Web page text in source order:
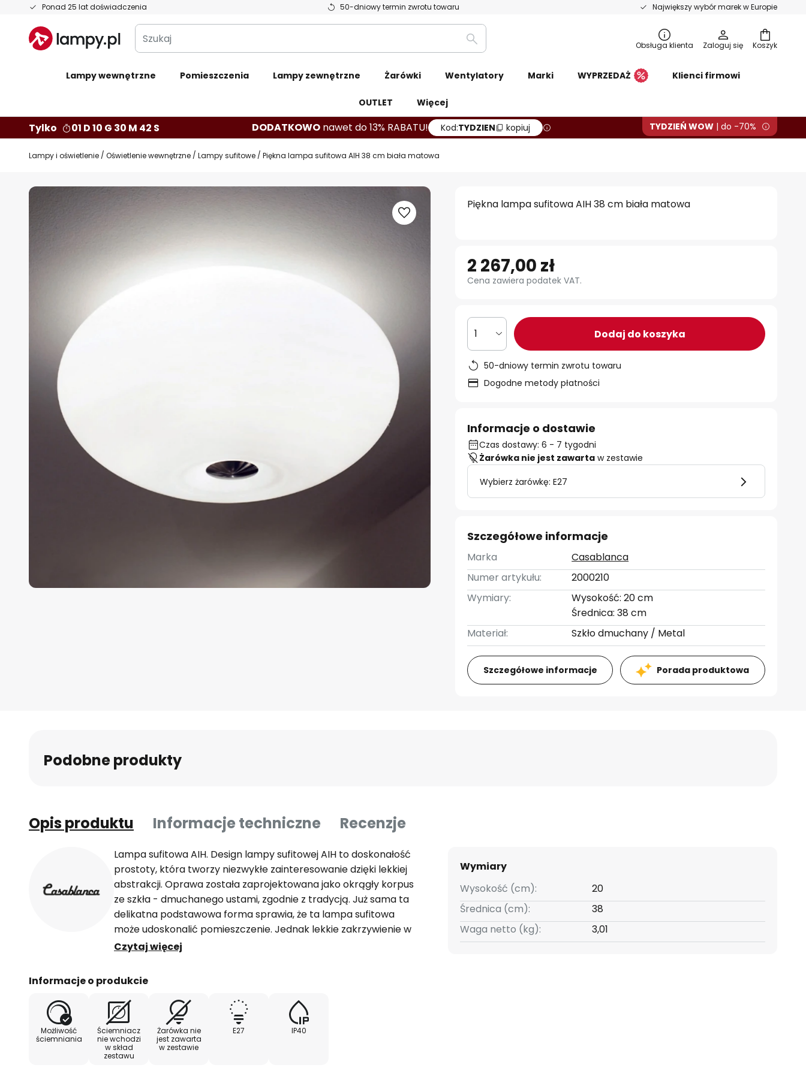
Ponad 25 lat doświadczenia 50-dniowy termin zwrotu towaru Największy wybór marek w Europie
Przejdź
treści
Koszyk
Szukaj
Szukaj
Obsługa klienta Zaloguj się
Lampy wewnętrzne Pomieszczenia Lampy zewnętrzne Żarówki Wentylatory Marki WYPRZEDAŻ Klienci firmowi
OUTLET Więcej
Tylko 01 D 10 G 30 M 41 S DODATKOWO nawet do 13% RABATU! Kod:TYDZIEN kopiuj TYDZIEŃ WOW | do -70%
Lampy i oświetlenie Oświetlenie wewnętrzne Lampy sufitowe Piękna lampa sufitowa AIH 38 cm biała matowa
Przejdź
Piękna lampa sufitowa AIH 38 cm biała matowa
2 267,00 zł
Cena zawiera podatek VAT.
1 Dodaj do koszyka
50-dniowy termin zwrotu towaru
Dogodne metody płatności
Informacje o dostawie
Czas dostawy: 6 - 7 tygodni
Żarówka nie jest zawarta w zestawie
Wybierz żarówkę: E27
Szczegółowe informacje
Marka
Casablanca
Numer artykułu:
2000210
Wymiary:
Wysokość: 20 cm
Średnica: 38 cm
Materiał:
Szkło dmuchany / Metal
Szczegółowe informacje Porada produktowa
Podobne produkty
Opis produktu Informacje techniczne Recenzje
Lampa sufitowa AIH. Design lampy sufitowej AIH to doskonałość
prostoty, która tworzy niezwykłe zainteresowanie dzięki lekkiej
abstrakcji. Oprawa została zaprojektowana jako okrągły korpus
ze szkła - dmuchanego ustami, zgodnie z tradycją. Już sama ta
delikatna podstawowa forma sprawia, że ta lampa sufitowa
może udoskonalić pomieszczenie. Jednak lekkie zakrzywienie w
środku klosza należy uznać za niezwykłe. Czarny kolor środka
cechę; zastosowanie szczotkowanego aluminium do elementów
producent oferuje oprawy oświetleniowe, które są
produkowane w Niemczech i wytwarzane zgodnie z wysokimi
standardami jakości w manufakturze opraw oświetleniowych,
która istnieje od 1980 roku. Szczególne i powtarzające się cechy
Czytaj więcej
Informacje o produkcie
Możliwość
ściemniania
Ściemniacz
nie wchodzi
w skład
zestawu
Żarówka nie
jest zawarta
w zestawie
E27 IP40
Wymiary
Wysokość (cm):
20
Średnica (cm):
38
Waga netto (kg):
3,01